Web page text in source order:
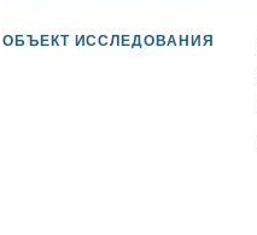
ОБЪЕКТ ИССЛЕДОВАНИЯ